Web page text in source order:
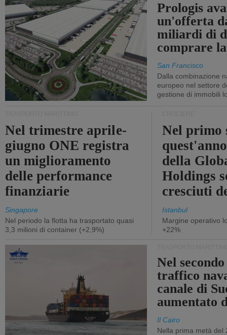
Prologis
un'offerta
miliardi di
comprare
San Francisco
Dalla combinazione
europeo nel settore
gestione di immobili
Nel trimestre aprile-
giugno ONE registra
un miglioramento
delle performance
finanziarie
Singapore
Nel periodo la flotta ha trasportato quasi
3,3 milioni di container (+2,9%)
Nel primo
della
Holdings
cresciuti
Istanbul
Margine operativo
+22%
Nel
traffico
canale di
aumentato
Il Cairo
Nella prima metà del